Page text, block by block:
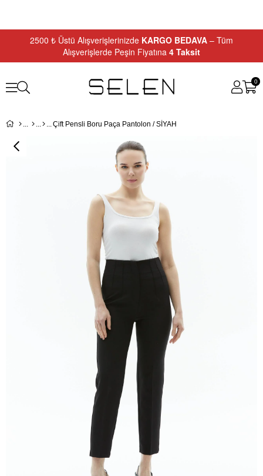
2500 ₺ Üstü Alışverişlerinizde KARGO BEDAVA – Tüm
Alışverişlerde Peşin Fiyatına 4 Taksit
0
Çift Pensli Boru Paça Pantolon / SİYAH